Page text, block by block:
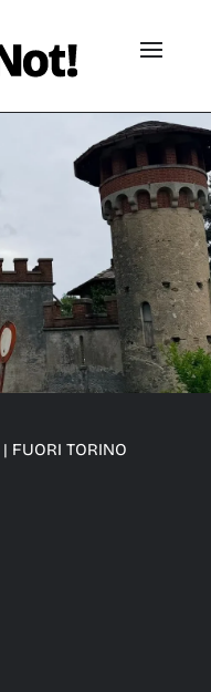
| FUORI TORINO